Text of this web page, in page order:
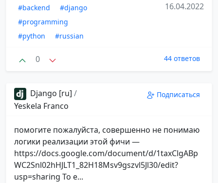
#backend
#django
#programming
#python
#russian
16.04.2022
0 44 ответов
Django [ru] /
Yeskela Franco
Подписаться
помогите пожалуйста, совершенно не понимаю
логики реализации этой фичи —
https://docs.google.com/document/d/1taxClgABp
WC2Snl02hHJLT1_82H18Msv9gszvl5Jl30/edit?
usp=sharing То е...